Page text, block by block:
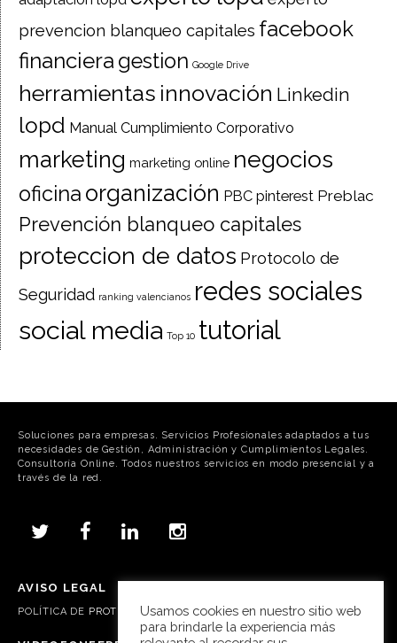
prevencion blanqueo capitales facebook
financiera gestion Google Drive
herramientas innovación Linkedin
lopd Manual Cumplimiento Corporativo
marketing marketing online negocios
oficina organización PBC pinterest Preblac
Prevención blanqueo capitales
proteccion de datos Protocolo de
Seguridad ranking valencianos redes sociales
social media Top 10 tutorial
Soluciones para empresas. Servicios Profesionales adaptados a tus
necesidades de Gestión, Administración y Cumplimientos Legales.
Consultoría Online. Todos nuestros servicios en modo presencial y a
través de la red.
AVISO LEGAL
POLÍTICA DE PROTECCIÓN DE DATOS, COOKIES Y REDES SOCIALES
Usamos cookies en nuestro sitio web
para brindarle la experiencia más